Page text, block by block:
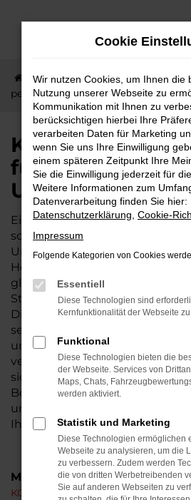
Zum
Startseite Florstadt KGM
perfekt für Florstadt und
KGM Neuwagen
für Florstadt
Umgebung
Ein KGM Neuwagen ist nicht
sondern ein echtes Topmodell.
Umgebung eignen sich die
Herstellers geradezu optimal
gleichermaßen für den
Stadtverkehr, für die
Distanzen geeignet. Das
seit 1974 und ist seit dieser
und der Region nördlich von
verwurzelt. Wer aus Florstadt
sich auf einen exzellenten
Beratung freuen. Natürlich
unserer KGM Neuwagen
Ihnen gerne, warum das so ist.
Modelle
KGM Actyon Neuwagen Florstadt
Cookie
Wir nutzen Cookies, um Ihnen die
Nutzung unserer Webseite zu
Kommunikation mit Ihnen zu
berücksichtigen hierbei Ihre
verarbeiten Daten für Marketing
wenn Sie uns Ihre Einwilligung
einem späteren Zeitpunkt Ihre
Sie die Einwilligung jederzeit für
Weitere Informationen zum
Datenverarbeitung finden Sie hier:
Datenschutzerklärung Cookie-
Impressum
Folgende Kategorien von Cookies
Essentiell
Diese Technologien sind
Kernfunktionalität der Webseite
Funktional
Diese Technologien bieten die
der Webseite. Services von
Maps, Chats,
werden aktiviert.
Statistik und Marketing
Diese Technologien ermöglichen
Webseite zu analysieren, um die
zu verbessern. Zudem werden
die von dritten Werbetreibenden
Sie auf anderen Webseiten zu